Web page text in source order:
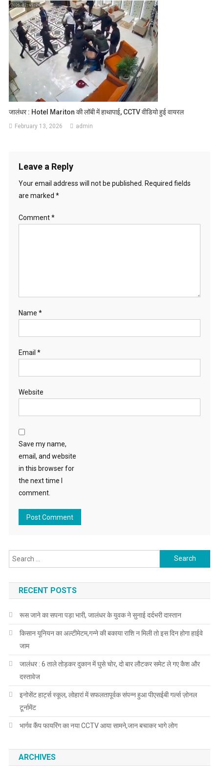
जालंधर : Hotel Mariton की लॉबी में हाथापाई, CCTV वीडियो हुई वायरल
February 13, 2026 admin
Leave a Reply
Your email address will not be published. Required fields
are marked *
Comment*
Name *
Email *
Website
Save my name,
email, and website
in this browser for
the next time I
comment.
Search for:
RECENT POSTS
रूस जाने का सपना पड़ा भारी, जालंधर के युवक ने सुनाई दर्दभरी दास्तान
किसान यूनियन का अल्टीमेटम,गन्ने की बकाया राशि न मिली तो इस दिन होगा हाईवे
जाम
जालंधर : 6 ताले तोड़कर दुकान में घुसे चोर, दो बार लौटकर समेट ले गए कैश और
दस्तावेज
इनोसेंट हार्ट्स स्कूल, लोहारां में सफलतापूर्वक संपन्न हुआ पीएसईबी गर्ल्स ज़ोनल
टूर्नामेंट
भार्गव कैंप फायरिंग का नया CCTV आया सामने,जान बचाकर भागे लोग
ARCHIVES